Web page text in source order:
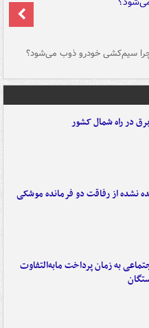
سیم‌کشی خودرو ذوب می‌شود؟
در راه شمال کشور
نشده از رفاقت دو فرمانده‌ موشکی
به زمان پرداخت مابه‌التفاوت